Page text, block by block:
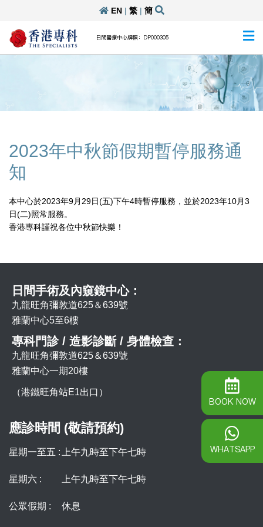
EN| 繁| 簡
日間醫療中心牌照：DP000305
2023年中秋節假期暫停服務通
知
本中心於2023年9月29日(五)下午4時暫停服務，並於2023年10月3
日(二)照常服務。
香港專科謹祝各位中秋節快樂！
日間手術及內窺鏡中心：
九龍旺角彌敦道625＆639號
雅蘭中心5至6樓
專科門診 / 造影診斷 / 身體檢查：
九龍旺角彌敦道625＆639號
雅蘭中心一期20樓
（港鐵旺角站E1出口）
應診時間 (敬請預約)
星期一至五 : 上午九時至下午七時
星期六 : 上午九時至下午七時
公眾假期 : 休息
BOOK NOW
WHATSAPP